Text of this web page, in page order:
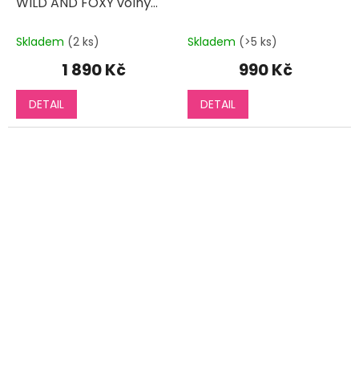
Skladem (2 ks)
1 890 Kč
DETAIL
Skladem (>5 ks)
990 Kč
DETAIL